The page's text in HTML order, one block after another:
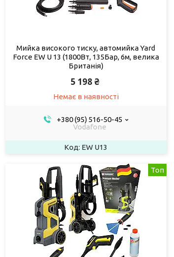
Мийка високого тиску, автомийка Yard
Force EW U 13 (1800Вт, 135Бар, 6м, велика
Британія)
5 198 ₴
Немає в наявності
+380 (95) 516-50-45
Vodafone
EW U13
Топ